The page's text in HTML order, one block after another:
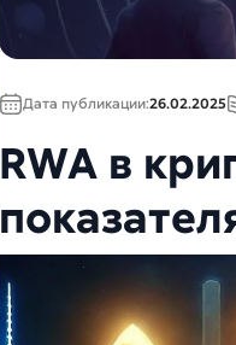
Дата публикации:26.02.2025
RWA в